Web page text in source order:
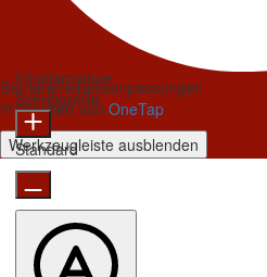
Barrierefreiheitsanpassungen
Präsentiert von OneTap
Werkzeugleiste ausblenden
Inhaltsmodule
Schriftgröße
Standard